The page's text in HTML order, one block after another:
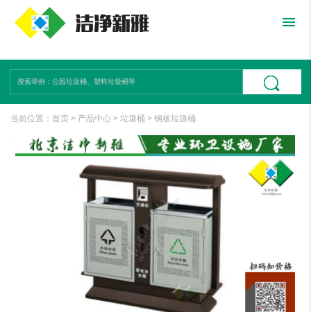
menu
当前位置： 首页> 产品中心> 垃圾桶 > 钢板垃圾桶